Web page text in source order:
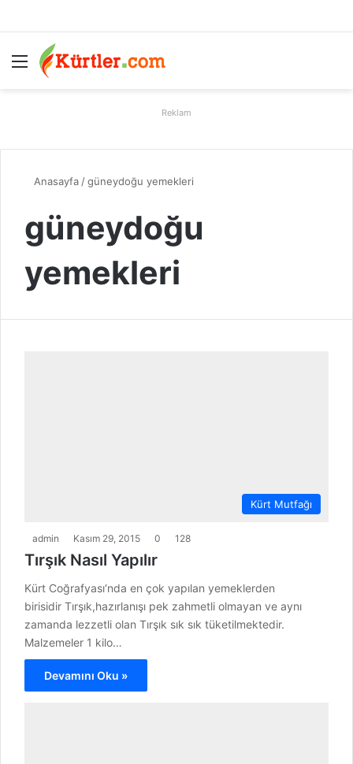
Menü
Reklam
Anasayfa /güneydoğu yemekleri
güneydoğu
yemekleri
Kürt Mutfağı
admin Kasım 29, 2015 0 128
Tırşık Nasıl Yapılır
Kürt Coğrafyası‘nda en çok yapılan yemeklerden
birisidir Tırşık,hazırlanışı pek zahmetli olmayan ve aynı
zamanda lezzetli olan Tırşık sık sık tüketilmektedir.
Malzemeler 1 kilo…
Devamını Oku »